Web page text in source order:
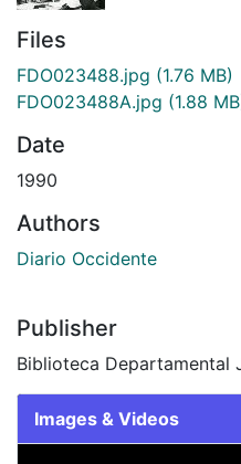
Files
FDO023488.jpg (1.76 MB)
FDO023488A.jpg (1.88
Date
1990
Authors
Diario Occidente
Publisher
Biblioteca Departamental
Images & Videos